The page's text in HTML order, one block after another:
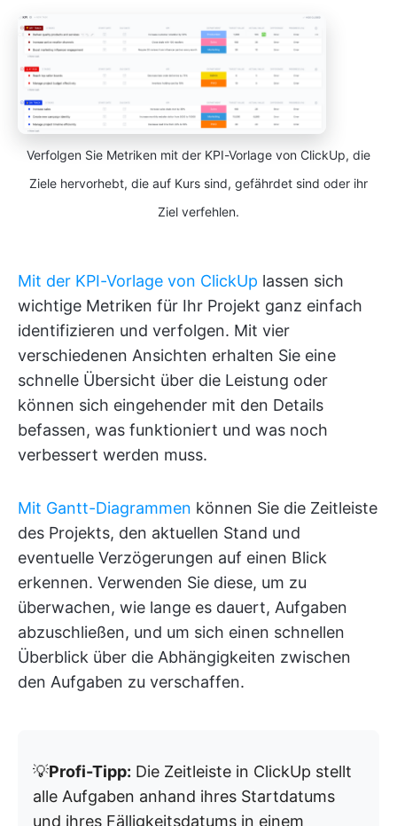
Verfolgen Sie Metriken mit der KPI-Vorlage von ClickUp, die
Ziele hervorhebt, die auf Kurs sind, gefährdet sind oder ihr
Ziel verfehlen.
Mit der KPI-Vorlage von ClickUp lassen sich
wichtige Metriken für Ihr Projekt ganz einfach
identifizieren und verfolgen. Mit vier
verschiedenen Ansichten erhalten Sie eine
schnelle Übersicht über die Leistung oder
können sich eingehender mit den Details
befassen, was funktioniert und was noch
verbessert werden muss.
Mit Gantt-Diagrammen können Sie die Zeitleiste
des Projekts, den aktuellen Stand und
eventuelle Verzögerungen auf einen Blick
erkennen. Verwenden Sie diese, um zu
überwachen, wie lange es dauert, Aufgaben
abzuschließen, und um sich einen schnellen
Überblick über die Abhängigkeiten zwischen
den Aufgaben zu verschaffen.
💡Profi-Tipp: Die Zeitleiste in ClickUp stellt
alle Aufgaben anhand ihres Startdatums
und ihres Fälligkeitsdatums in einem